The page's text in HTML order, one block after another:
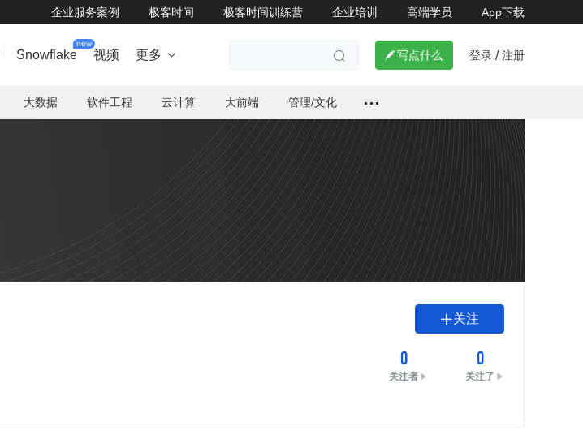
企业服务案例 极客时间 极客时间训练营 企业培训 高端学员 App下载
Snowflake
new
视频 更多    写点什么 登录 / 注册
大数据 软件工程 云计算 大前端 管理/文化
关注
0
关注者
0
关注了